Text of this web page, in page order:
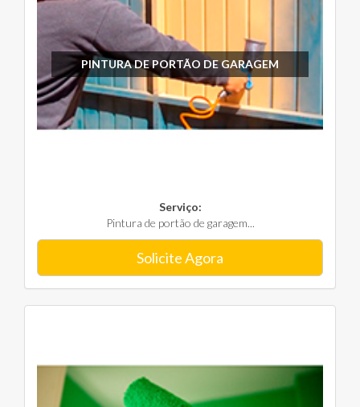
PINTURA DE PORTÃO DE GARAGEM
Serviço:
Pintura de portão de garagem...
Solicite Agora